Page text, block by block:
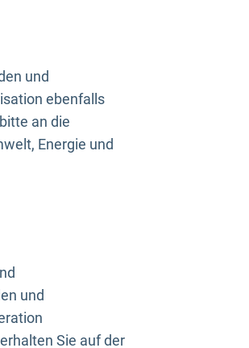
und
ebenfalls
an die
Energie und
und
Sie auf der